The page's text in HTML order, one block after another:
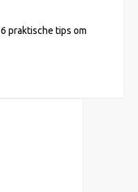
praktische tips om